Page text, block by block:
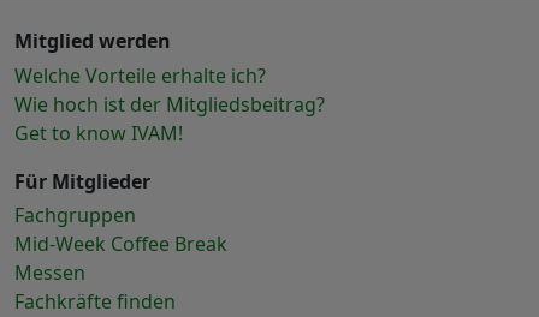
Mitglied werden
Welche Vorteile erhalte ich?
Wie hoch ist der Mitgliedsbeitrag?
Get to know IVAM!
Für Mitglieder
Fachgruppen
Mid-Week Coffee Break
Messen
Fachkräfte finden